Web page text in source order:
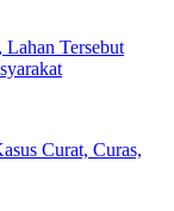
Tersebut
Curat, Curas,